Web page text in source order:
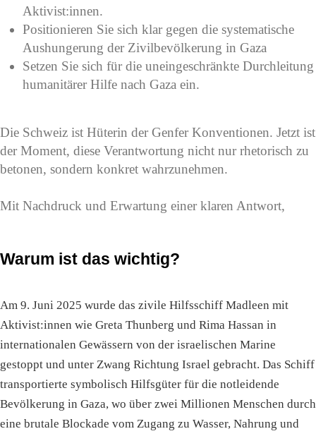
Aktivist:innen.
Positionieren Sie sich klar gegen die systematische
Aushungerung der Zivilbevölkerung in Gaza
Setzen Sie sich für die uneingeschränkte Durchleitung
humanitärer Hilfe nach Gaza ein.
Die Schweiz ist Hüterin der Genfer Konventionen. Jetzt ist
der Moment, diese Verantwortung nicht nur rhetorisch zu
betonen, sondern konkret wahrzunehmen.
Mit Nachdruck und Erwartung einer klaren Antwort,
Warum ist das wichtig?
Am 9. Juni 2025 wurde das zivile Hilfsschiff Madleen mit
Aktivist:innen wie Greta Thunberg und Rima Hassan in
internationalen Gewässern von der israelischen Marine
gestoppt und unter Zwang Richtung Israel gebracht. Das Schiff
transportierte symbolisch Hilfsgüter für die notleidende
Bevölkerung in Gaza, wo über zwei Millionen Menschen durch
eine brutale Blockade vom Zugang zu Wasser, Nahrung und